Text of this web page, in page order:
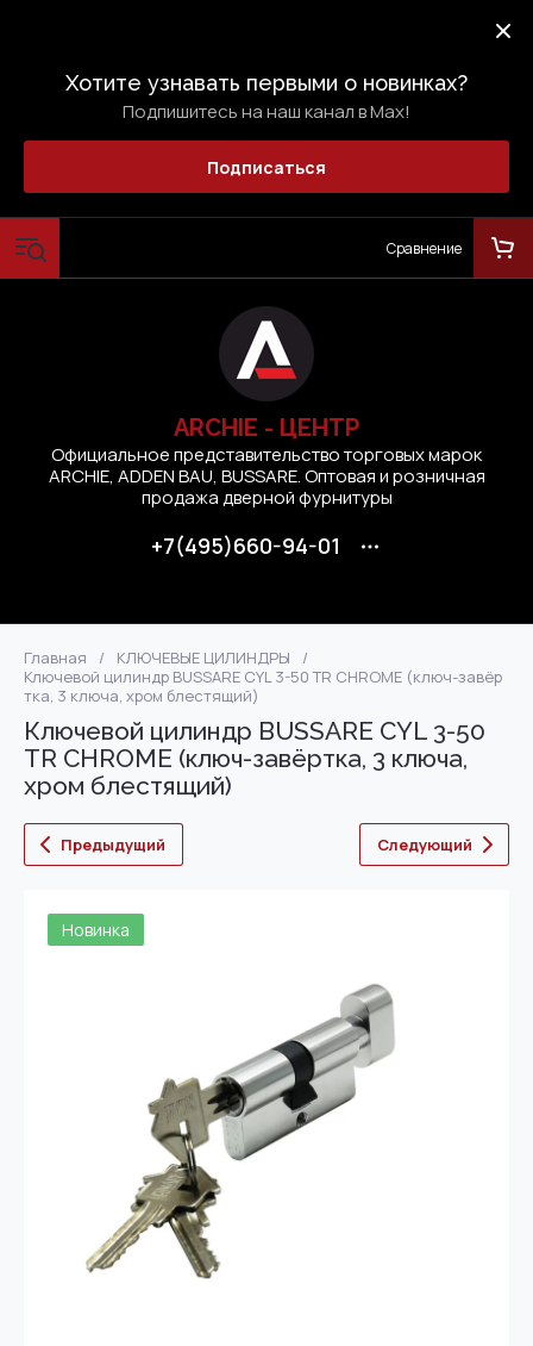
Хотите узнавать первыми о новинках?
Подпишитесь на наш канал в Max!
Подписаться
ARCHIE - ЦЕНТР
Официальное представительство торговых марок
ARCHIE, ADDEN BAU, BUSSARE. Оптовая и розничная
продажа дверной фурнитуры
+7(495)660-94-01
Сравнение
Главная / КЛЮЧЕВЫЕ ЦИЛИНДРЫ
/
Ключевой цилиндр BUSSARE CYL 3-50 TR CHROME (ключ-завёр
тка, 3 ключа, хром блестящий)
Ключевой цилиндр BUSSARE CYL 3-50
TR CHROME (ключ-завёртка, 3 ключа,
хром блестящий)
Предыдущий Следующий
Новинка